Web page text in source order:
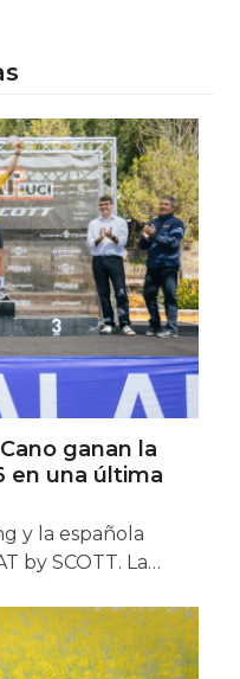
ganan la
en una última
y la española
by SCOTT. La…